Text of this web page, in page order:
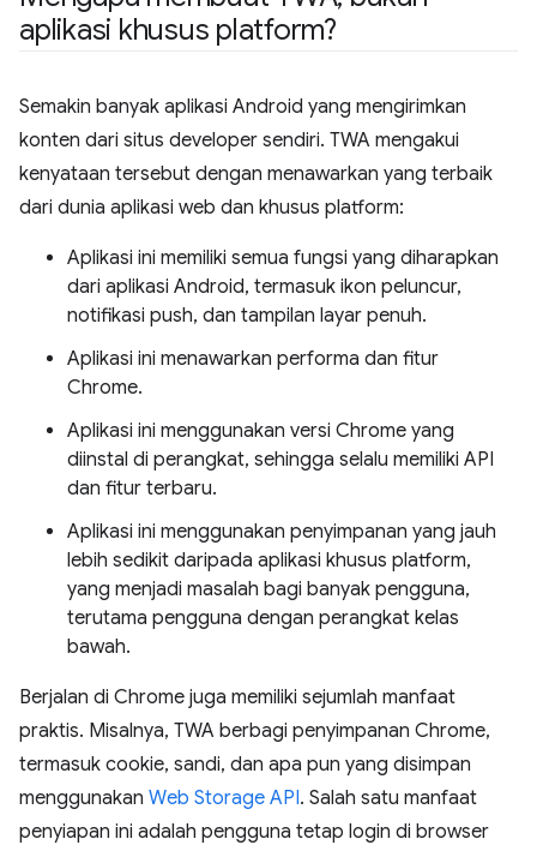
aplikasi khusus platform?
Semakin banyak aplikasi Android yang mengirimkan
konten dari situs developer sendiri. TWA mengakui
kenyataan tersebut dengan menawarkan yang terbaik
dari dunia aplikasi web dan khusus platform:
Aplikasi ini memiliki semua fungsi yang diharapkan
dari aplikasi Android, termasuk ikon peluncur,
notifikasi push, dan tampilan layar penuh.
Aplikasi ini menawarkan performa dan fitur
Chrome.
Aplikasi ini menggunakan versi Chrome yang
diinstal di perangkat, sehingga selalu memiliki API
dan fitur terbaru.
Aplikasi ini menggunakan penyimpanan yang jauh
lebih sedikit daripada aplikasi khusus platform,
yang menjadi masalah bagi banyak pengguna,
terutama pengguna dengan perangkat kelas
bawah.
Berjalan di Chrome juga memiliki sejumlah manfaat
praktis. Misalnya, TWA berbagi penyimpanan Chrome,
termasuk cookie, sandi, dan apa pun yang disimpan
menggunakan Web Storage API. Salah satu manfaat
penyiapan ini adalah pengguna tetap login di browser